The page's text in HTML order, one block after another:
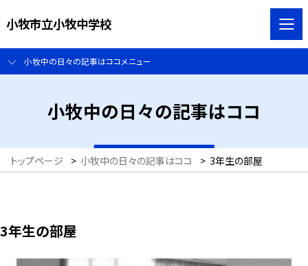
小牧市立小牧中学校
小牧中の日々の記事はココメニュー
小牧中の日々の記事はココ
トップページ > 小牧中の日々の記事はココ > 3年生の部屋
3年生の部屋